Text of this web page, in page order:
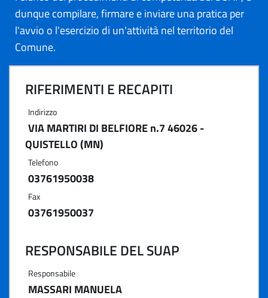
dunque compilare, firmare e inviare una pratica per
l'avvio o l'esercizio di un'attività nel territorio del
Comune.
RIFERIMENTI E RECAPITI
Indirizzo
VIA MARTIRI DI BELFIORE n.7 46026 -
QUISTELLO (MN)
Telefono
03761950038
Fax
03761950037
RESPONSABILE DEL SUAP
Responsabile
MASSARI MANUELA